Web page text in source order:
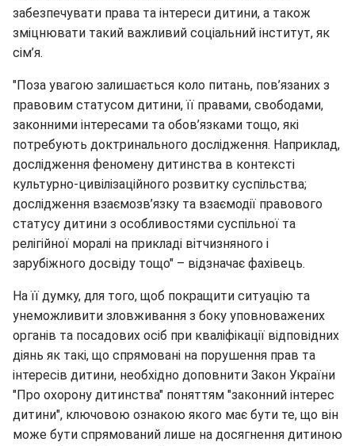
забезпечувати права та інтереси дитини, а також
зміцнювати такий важливий соціальний інститут, як
сім’я.
"Поза увагою залишається коло питань, пов’язаних з
правовим статусом дитини, її правами, свободами,
законними інтересами та обов’язками тощо, які
потребують доктринального дослідження. Наприклад,
дослідження феномену дитинства в контексті
культурно-цивілізаційного розвитку суспільства;
дослідження взаємозв’язку та взаємодії правового
статусу дитини з особливостями суспільної та
релігійної моралі на прикладі вітчизняного і
зарубіжного досвіду тощо" – відзначає фахівець.
На її думку, для того, щоб покращити ситуацію та
унеможливити зловживання з боку уповноважених
органів та посадових осіб при кваліфікації відповідних
діянь як такі, що спрямовані на порушення прав та
інтересів дитини, необхідно доповнити Закон України
"Про охорону дитинства" поняттям "законний інтерес
дитини", ключовою ознакою якого має бути те, що він
може бути спрямований лише на досягнення дитиною